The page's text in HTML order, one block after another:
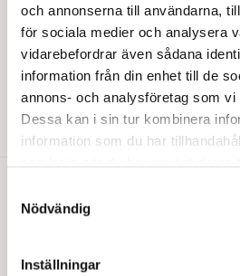
och annonserna till användarna,
för sociala medier och analysera
vidarebefordrar även sådana
information från din enhet till de
annons- och analysföretag som vi
Dessa kan i sin tur kombinera
information som du har
Nödvändig
Inställningar
produktsidan
HUMBLE BRUSH
Tandborste av bambu. lila
35,00kr
Läs mer
Du gillar kanske